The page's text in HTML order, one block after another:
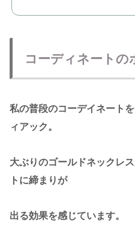
コーディネートの
私の普段のコーデイネート
ィアック。
大ぶりのゴールドネックレ
トに締まりが
出る効果を感じています。